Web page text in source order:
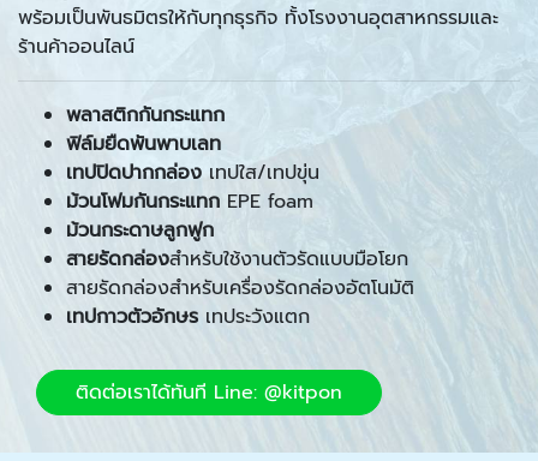
พร้อมเป็นพันธมิตรให้กับทุกธุรกิจ ทั้งโรงงานอุตสาหกรรมและ
ร้านค้าออนไลน์
พลาสติกกันกระแทก
ฟิล์มยืดพันพาบเลท
เทปปิดปากกล่อง เทปใส/เทปขุ่น
ม้วนโฟมกันกระแทก EPE foam
ม้วนกระดาษลูกฟูก
สายรัดกล่องสำหรับใช้งานตัวรัดแบบมือโยก
สายรัดกล่องสำหรับเครื่องรัดกล่องอัตโนมัติ
เทปกาวตัวอักษร เทประวังแตก
ติดต่อเราได้ทันที Line: @kitpon